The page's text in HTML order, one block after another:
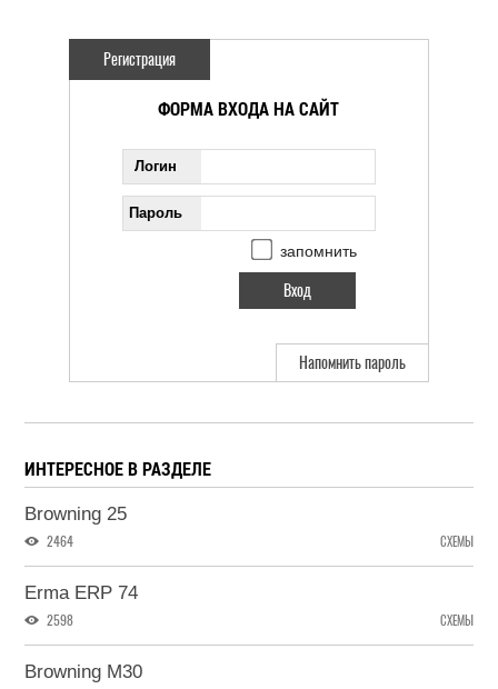
Регистрация
ФОРМА ВХОДА НА САЙТ
Логин
Пароль
запомнить
Напомнить пароль
ИНТЕРЕСНОЕ В РАЗДЕЛЕ
Browning 25
2464 СХЕМЫ
Erma ERP 74
2598 СХЕМЫ
Browning M30